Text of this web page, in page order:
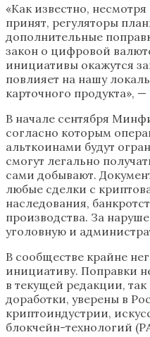
«Как известно,
принят, регуляторы
дополнительные
закон о цифровой
инициативы окажутся
повлияет на нашу
карточного продукта»,
В начале сентября
согласно которым
альткоинами будут
смогут легально
сами добывают.
любые сделки с
наследования,
производства. За
уголовную и
В сообществе крайне
инициативу. Поправки
в текущей редакции,
доработки, уверены в
криптоиндустрии,
блокчейн-технологий